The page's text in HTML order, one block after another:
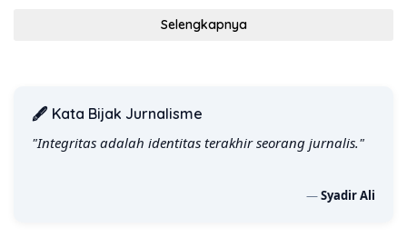
Selengkapnya
🖋️ Kata Bijak Jurnalisme
"Integritas adalah identitas terakhir seorang jurnalis."
—Syadir Ali